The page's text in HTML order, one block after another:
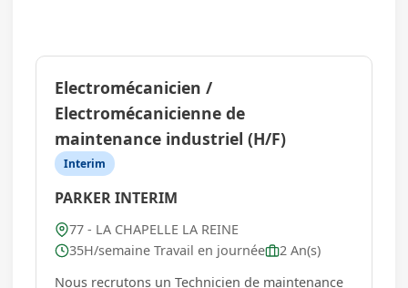
Electromécanicien /
Electromécanicienne de
maintenance industriel (H/F)
Interim
PARKER INTERIM
77 - LA CHAPELLE LA REINE
35H/semaine Travail en journée
2 An(s)
Nous recrutons un Technicien de maintenance